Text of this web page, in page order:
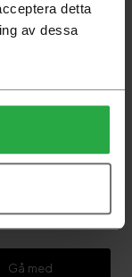
detta
av dessa
Gå med